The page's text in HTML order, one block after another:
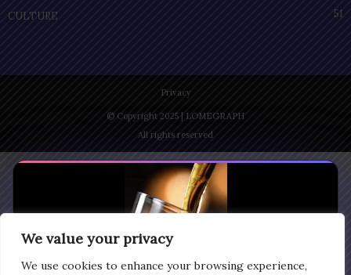
We value your privacy
We use cookies to enhance your browsing experience,
CULTURE
51
Privacy
© Copyright 2025 | LOMEGRAPH
All rights reserved